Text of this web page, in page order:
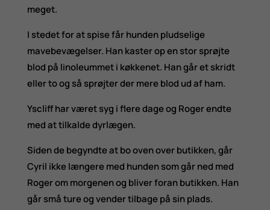
meget.
I stedet for at spise får hunden pludselige
mavebevægelser. Han kaster op en stor sprøjte
blod på linoleummet i køkkenet. Han går et skridt
eller to og så sprøjter der mere blod ud af ham.
Yscliff har været syg i flere dage og Roger endte
med at tilkalde dyrlægen.
Siden de begyndte at bo oven over butikken, går
Cyril ikke længere med hunden som går ned med
Roger om morgenen og bliver foran butikken. Han
går små ture og vender tilbage på sin plads.